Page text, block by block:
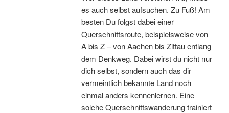
es auch selbst aufsuchen. Zu Fuß! Am
besten Du folgst dabei einer
Querschnittsroute, beispielsweise von
A bis Z – von Aachen bis Zittau entlang
dem Denkweg. Dabei wirst du nicht nur
dich selbst, sondern auch das dir
vermeintlich bekannte Land noch
einmal anders kennenlernen. Eine
solche Querschnittswanderung trainiert